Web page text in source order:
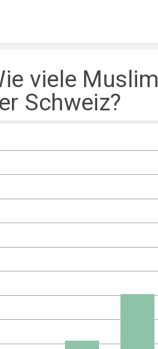
viele
Schweiz?